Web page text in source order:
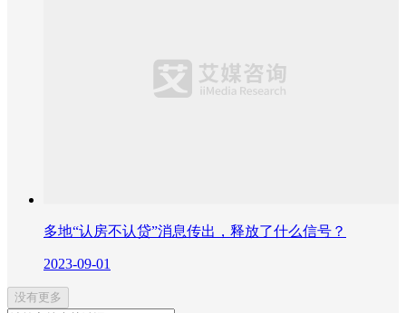
多地“认房不认贷”消息传出，释放了什么信号？
2023-09-01
没有更多